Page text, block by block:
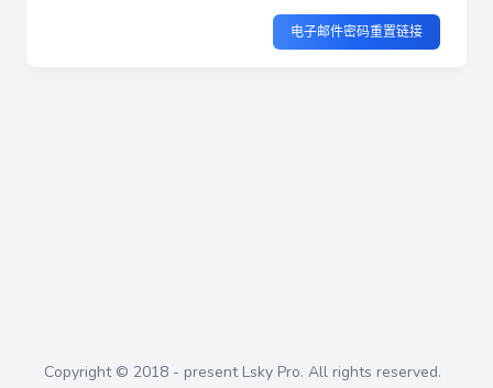
电子邮件密码重置链接
Copyright © 2018 - present Lsky Pro. All rights reserved.